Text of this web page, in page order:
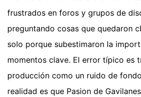
frustrados en foros y grupos de
preguntando cosas que quedaron
solo porque subestimaron la
momentos clave. El error típico es
producción como un ruido de
realidad es que Pasion de